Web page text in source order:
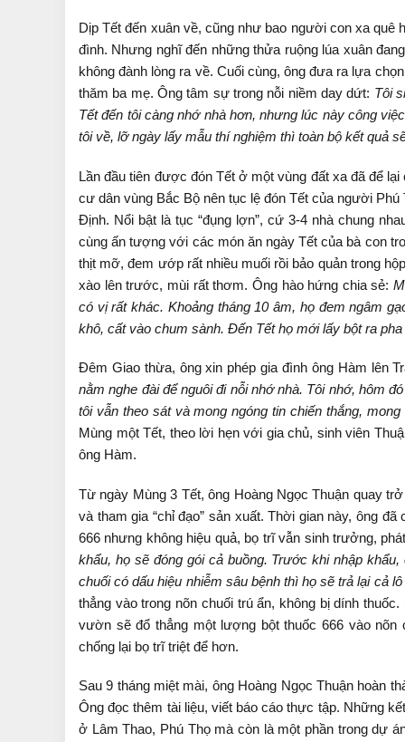
Dịp Tết đến xuân về, cũng như bao người con xa
đình. Nhưng nghĩ đến những thửa ruộng lúa xuân
không đành lòng ra về. Cuối cùng, ông đưa ra lựa
thăm ba mẹ. Ông tâm sự trong nỗi niềm day dứt: Tôi
Tết đến tôi càng nhớ nhà hơn, nhưng lúc này công
tôi về, lỡ ngày lấy mẫu thí nghiệm thì toàn bộ kết quả
Lần đầu tiên được đón Tết ở một vùng đất xa đã để
cư dân vùng Bắc Bộ nên tục lệ đón Tết của người
Định. Nổi bật là tục “đụng lợn”, cứ 3-4 nhà chung
cùng ấn tượng với các món ăn ngày Tết của bà con
thịt mỡ, đem ướp rất nhiều muối rồi bảo quản trong
xào lên trước, mùi rất thơm. Ông hào hứng chia sẻ:
có vị rất khác. Khoảng tháng 10 âm, họ đem ngâm
khô, cất vào chum sành. Đến Tết họ mới lấy bột ra
Đêm Giao thừa, ông xin phép gia đình ông Hàm lên
nằm nghe đài để nguôi đi nỗi nhớ nhà. Tôi nhớ, hôm
tôi vẫn theo sát và mong ngóng tin chiến thắng,
Mùng một Tết, theo lời hẹn với gia chủ, sinh viên
ông Hàm.
Từ ngày Mùng 3 Tết, ông Hoàng Ngọc Thuận quay
và tham gia “chỉ đạo” sản xuất. Thời gian này, ông
666 nhưng không hiệu quả, bọ trĩ vẫn sinh trưởng,
khẩu, họ sẽ đóng gói cả buồng. Trước khi nhập
chuối có dấu hiệu nhiễm sâu bệnh thì họ sẽ trả lại cả
thẳng vào trong nõn chuối trú ẩn, không bị dính
vườn sẽ đổ thẳng một lượng bột thuốc 666 vào nõn
chống lại bọ trĩ triệt để hơn.
Sau 9 tháng miệt mài, ông Hoàng Ngọc Thuận hoàn
Ông đọc thêm tài liệu, viết báo cáo thực tập. Những
ở Lâm Thao, Phú Thọ mà còn là một phần trong dự